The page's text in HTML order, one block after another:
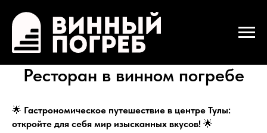
Ресторан в винном погребе
🌟 Гастрономическое путешествие в центре Тулы:
откройте для себя мир изысканных вкусов! 🌟